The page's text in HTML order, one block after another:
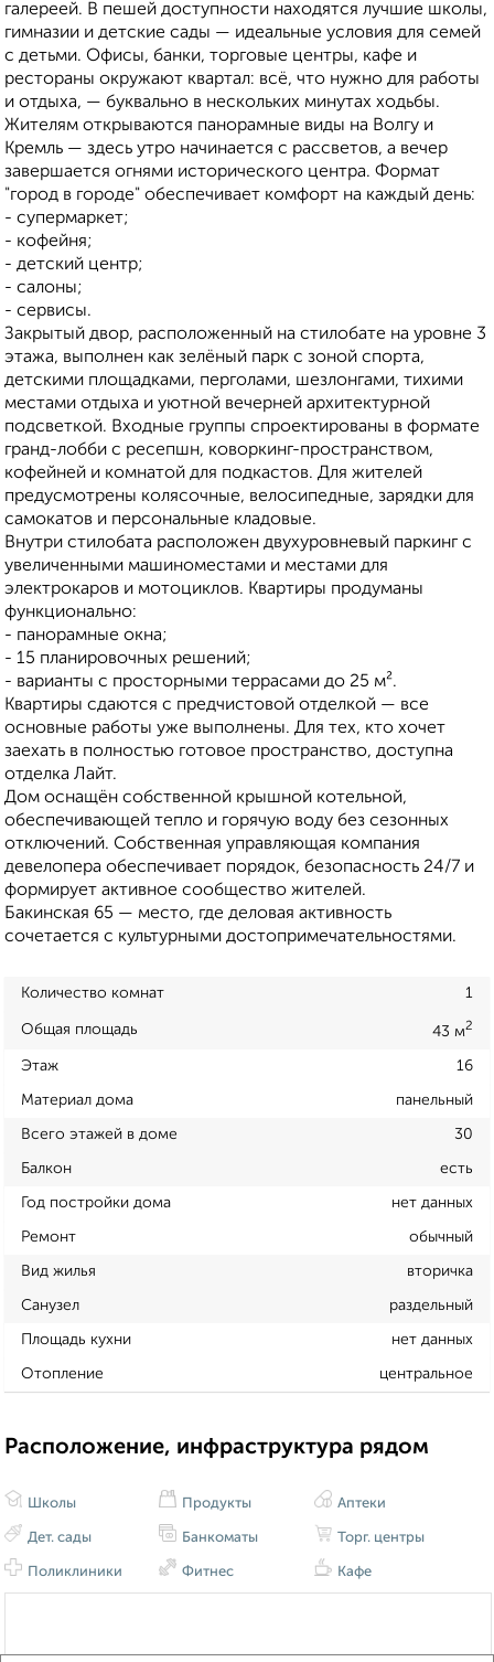
галереей. В пешей доступности находятся лучшие школы,
гимназии и детские сады — идеальные условия для семей
с детьми. Офисы, банки, торговые центры, кафе и
рестораны окружают квартал: всё, что нужно для работы
и отдыха, — буквально в нескольких минутах ходьбы.
Жителям открываются панорамные виды на Волгу и
Кремль — здесь утро начинается с рассветов, а вечер
завершается огнями исторического центра. Формат
"город в городе" обеспечивает комфорт на каждый день:
- супермаркет;
- кофейня;
- детский центр;
- салоны;
- сервисы.
Закрытый двор, расположенный на стилобате на уровне 3
этажа, выполнен как зелёный парк с зоной спорта,
детскими площадками, перголами, шезлонгами, тихими
местами отдыха и уютной вечерней архитектурной
подсветкой. Входные группы спроектированы в формате
гранд-лобби с ресепшн, коворкинг-пространством,
кофейней и комнатой для подкастов. Для жителей
предусмотрены колясочные, велосипедные, зарядки для
самокатов и персональные кладовые.
Внутри стилобата расположен двухуровневый паркинг с
увеличенными машиноместами и местами для
электрокаров и мотоциклов. Квартиры продуманы
функционально:
- панорамные окна;
- 15 планировочных решений;
- варианты с просторными террасами до 25 м².
Квартиры сдаются с предчистовой отделкой — все
основные работы уже выполнены. Для тех, кто хочет
заехать в полностью готовое пространство, доступна
отделка Лайт.
Дом оснащён собственной крышной котельной,
обеспечивающей тепло и горячую воду без сезонных
отключений. Собственная управляющая компания
девелопера обеспечивает порядок, безопасность 24/7 и
формирует активное сообщество жителей.
Бакинская 65 — место, где деловая активность
сочетается с культурными достопримечательностями.
Количество комнат 1
Общая площадь 43 м2
Этаж 16
Материал дома панельный
Всего этажей в доме 30
Балкон есть
Год постройки дома нет данных
Ремонт обычный
Вид жилья вторичка
Санузел раздельный
Площадь кухни нет данных
Отопление центральное
Расположение, инфраструктура рядом
Школы
Дет. сады
Поликлиники
Продукты
Банкоматы
Фитнес
Аптеки
Торг. центры
Кафе